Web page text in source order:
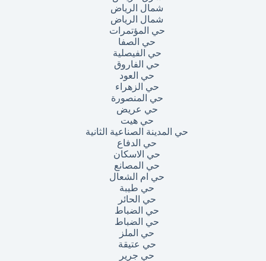
شمال الرياض
شمال الرياض
حي المؤتمرات
حي الصفا
حي الفيصلية
حي الفاروق
حي العود
حي الزهراء
حي المنصورة
حي عريض
حي هيت
حي المدينة الصناعية الثانية
حي الدفاع
حي الاسكان
حي المصانع
حي ام الشعال
حي طيبة
حي الحائر
حي الضباط
حي الضباط
حي الملز
حي عتيقة
حي جرير